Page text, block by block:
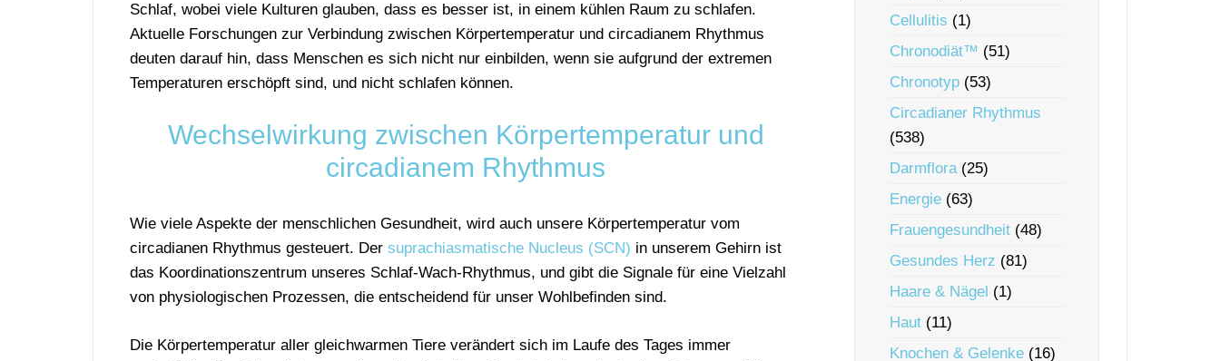
Schlaf, wobei viele Kulturen glauben, dass es besser ist, in einem kühlen Raum zu schlafen.
Aktuelle Forschungen zur Verbindung zwischen Körpertemperatur und circadianem Rhythmus
deuten darauf hin, dass Menschen es sich nicht nur einbilden, wenn sie aufgrund der extremen
Temperaturen erschöpft sind, und nicht schlafen können.
Wechselwirkung zwischen Körpertemperatur und
circadianem Rhythmus
Wie viele Aspekte der menschlichen Gesundheit, wird auch unsere Körpertemperatur vom
circadianen Rhythmus gesteuert. Der suprachiasmatische Nucleus (SCN) in unserem Gehirn ist
das Koordinationszentrum unseres Schlaf-Wach-Rhythmus, und gibt die Signale für eine Vielzahl
von physiologischen Prozessen, die entscheidend für unser Wohlbefinden sind.
Die Körpertemperatur aller gleichwarmen Tiere verändert sich im Laufe des Tages immer
Cellulitis (1)
Chronodiät™ (51)
Chronotyp (53)
Circadianer Rhythmus
(538)
Darmflora(25)
Energie (63)
Frauengesundheit (48)
Gesundes Herz (81)
Haare & Nägel (1)
Haut (11)
Knochen & Gelenke (16)